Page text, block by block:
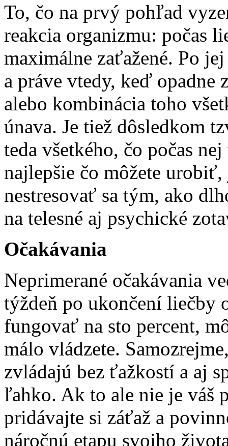
To, čo na prvý pohľad
reakcia organizmu: počas
maximálne zaťažené. Po
a práve vtedy, keď opadne
alebo kombinácia toho
únava. Je tiež dôsledkom
teda všetkého, čo počas
najlepšie čo môžete
nestresovať sa tým, ako
na telesné aj psychické
Očakávania
Neprimerané očakávania
týždeň po ukončení liečby
fungovať na sto percent,
málo vládzete.
zvládajú bez ťažkostí a aj
ľahko. Ak to ale nie je váš
pridávajte si záťaž a
náročnú etapu svojho